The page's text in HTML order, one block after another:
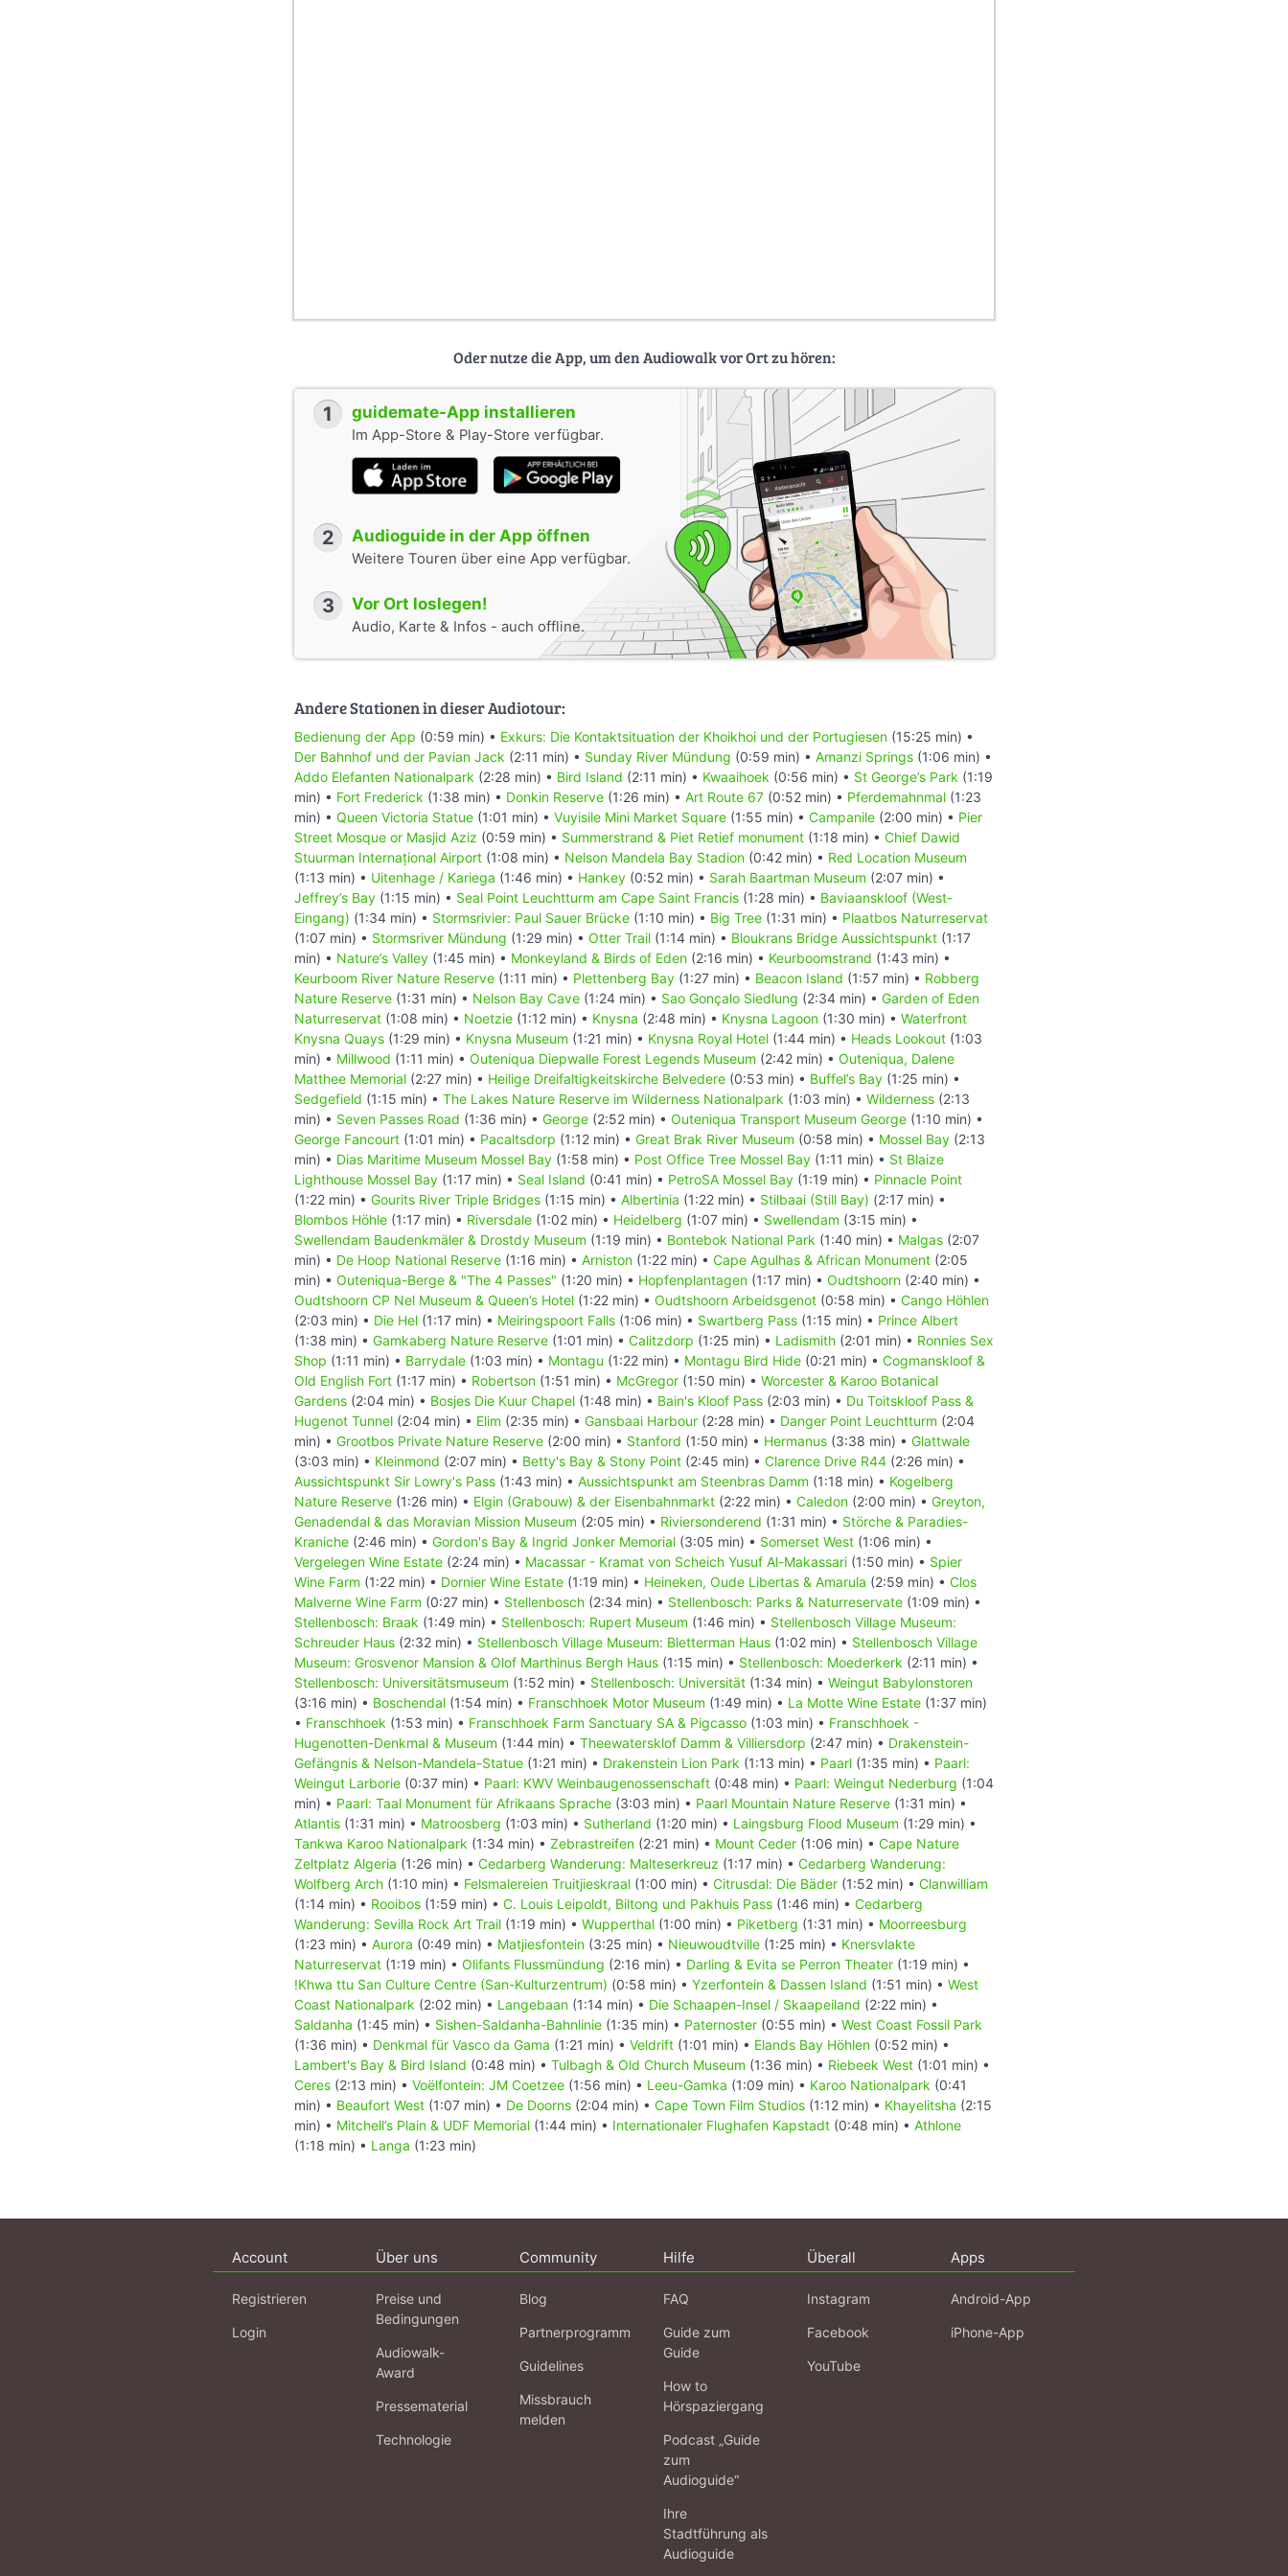
Oder nutze die App, um den Audiowalk vor Ort zu hören:
1 guidemate-App installieren
Im App-Store & Play-Store verfügbar.
2 Audioguide in der App öffnen
Weitere Touren über eine App verfügbar.
3 Vor Ort loslegen!
Audio, Karte & Infos - auch offline.
Andere Stationen in dieser Audiotour:
Bedienung der App (0:59 min) • Exkurs: Die Kontaktsituation der Khoikhoi und der Portugiesen (15:25 min) •
Der Bahnhof und der Pavian Jack (2:11 min) • Sunday River Mündung (0:59 min) • Amanzi Springs (1:06 min) •
Addo Elefanten Nationalpark (2:28 min) • Bird Island (2:11 min) • Kwaaihoek (0:56 min) • St George’s Park (1:19
min) • Fort Frederick (1:38 min) • Donkin Reserve (1:26 min) • Art Route 67 (0:52 min) • Pferdemahnmal (1:23
min) • Queen Victoria Statue (1:01 min) • Vuyisile Mini Market Square (1:55 min) • Campanile (2:00 min) • Pier
Street Mosque or Masjid Aziz (0:59 min) • Summerstrand & Piet Retief monument (1:18 min) • Chief Dawid
Stuurman Internațional Airport (1:08 min) • Nelson Mandela Bay Stadion (0:42 min) • Red Location Museum
(1:13 min) • Uitenhage / Kariega (1:46 min) • Hankey (0:52 min) • Sarah Baartman Museum (2:07 min) •
Jeffrey’s Bay (1:15 min) • Seal Point Leuchtturm am Cape Saint Francis (1:28 min) • Baviaanskloof (West-
Eingang) (1:34 min) • Stormsrivier: Paul Sauer Brücke (1:10 min) • Big Tree (1:31 min) • Plaatbos Naturreservat
(1:07 min) • Stormsriver Mündung (1:29 min) • Otter Trail (1:14 min) • Bloukrans Bridge Aussichtspunkt (1:17
min) • Nature’s Valley (1:45 min) • Monkeyland & Birds of Eden (2:16 min) • Keurboomstrand (1:43 min) •
Keurboom River Nature Reserve (1:11 min) • Plettenberg Bay (1:27 min) • Beacon Island (1:57 min) • Robberg
Nature Reserve (1:31 min) • Nelson Bay Cave (1:24 min) • Sao Gonçalo Siedlung (2:34 min) • Garden of Eden
Naturreservat (1:08 min) • Noetzie (1:12 min) • Knysna (2:48 min) • Knysna Lagoon (1:30 min) • Waterfront
Knysna Quays (1:29 min) • Knysna Museum (1:21 min) • Knysna Royal Hotel (1:44 min) • Heads Lookout (1:03
min) • Millwood (1:11 min) • Outeniqua Diepwalle Forest Legends Museum (2:42 min) • Outeniqua, Dalene
Matthee Memorial (2:27 min) • Heilige Dreifaltigkeitskirche Belvedere (0:53 min) • Buffel’s Bay (1:25 min) •
Sedgefield (1:15 min) • The Lakes Nature Reserve im Wilderness Nationalpark (1:03 min) • Wilderness (2:13
min) • Seven Passes Road (1:36 min) • George (2:52 min) • Outeniqua Transport Museum George (1:10 min) •
George Fancourt (1:01 min) • Pacaltsdorp (1:12 min) • Great Brak River Museum (0:58 min) • Mossel Bay (2:13
min) • Dias Maritime Museum Mossel Bay (1:58 min) • Post Office Tree Mossel Bay (1:11 min) • St Blaize
Lighthouse Mossel Bay (1:17 min) • Seal Island (0:41 min) • PetroSA Mossel Bay (1:19 min) • Pinnacle Point
(1:22 min) • Gourits River Triple Bridges (1:15 min) • Albertinia (1:22 min) • Stilbaai (Still Bay) (2:17 min) •
Blombos Höhle (1:17 min) • Riversdale (1:02 min) • Heidelberg (1:07 min) • Swellendam (3:15 min) •
Swellendam Baudenkmäler & Drostdy Museum (1:19 min) • Bontebok National Park (1:40 min) • Malgas (2:07
min) • De Hoop National Reserve (1:16 min) • Arniston (1:22 min) • Cape Agulhas & African Monument (2:05
min) • Outeniqua-Berge & "The 4 Passes" (1:20 min) • Hopfenplantagen (1:17 min) • Oudtshoorn (2:40 min) •
Oudtshoorn CP Nel Museum & Queen’s Hotel (1:22 min) • Oudtshoorn Arbeidsgenot (0:58 min) • Cango Höhlen
(2:03 min) • Die Hel (1:17 min) • Meiringspoort Falls (1:06 min) • Swartberg Pass (1:15 min) • Prince Albert
(1:38 min) • Gamkaberg Nature Reserve (1:01 min) • Calitzdorp (1:25 min) • Ladismith (2:01 min) • Ronnies Sex
Shop (1:11 min) • Barrydale (1:03 min) • Montagu (1:22 min) • Montagu Bird Hide (0:21 min) • Cogmanskloof &
Old English Fort (1:17 min) • Robertson (1:51 min) • McGregor (1:50 min) • Worcester & Karoo Botanical
Gardens (2:04 min) • Bosjes Die Kuur Chapel (1:48 min) • Bain's Kloof Pass (2:03 min) • Du Toitskloof Pass &
Hugenot Tunnel (2:04 min) • Elim (2:35 min) • Gansbaai Harbour (2:28 min) • Danger Point Leuchtturm (2:04
min) • Grootbos Private Nature Reserve (2:00 min) • Stanford (1:50 min) • Hermanus (3:38 min) • Glattwale
(3:03 min) • Kleinmond (2:07 min) • Betty's Bay & Stony Point (2:45 min) • Clarence Drive R44 (2:26 min) •
Aussichtspunkt Sir Lowry's Pass (1:43 min) • Aussichtspunkt am Steenbras Damm (1:18 min) • Kogelberg
Nature Reserve (1:26 min) • Elgin (Grabouw) & der Eisenbahnmarkt (2:22 min) • Caledon (2:00 min) • Greyton,
Genadendal & das Moravian Mission Museum (2:05 min) • Riviersonderend (1:31 min) • Störche & Paradies-
Kraniche (2:46 min) • Gordon's Bay & Ingrid Jonker Memorial (3:05 min) • Somerset West (1:06 min) •
Vergelegen Wine Estate (2:24 min) • Macassar - Kramat von Scheich Yusuf Al-Makassari (1:50 min) • Spier
Wine Farm (1:22 min) • Dornier Wine Estate (1:19 min) • Heineken, Oude Libertas & Amarula (2:59 min) • Clos
Malverne Wine Farm (0:27 min) • Stellenbosch (2:34 min) • Stellenbosch: Parks & Naturreservate (1:09 min) •
Stellenbosch: Braak (1:49 min) • Stellenbosch: Rupert Museum (1:46 min) • Stellenbosch Village Museum:
Schreuder Haus (2:32 min) • Stellenbosch Village Museum: Bletterman Haus (1:02 min) • Stellenbosch Village
Museum: Grosvenor Mansion & Olof Marthinus Bergh Haus (1:15 min) • Stellenbosch: Moederkerk (2:11 min) •
Stellenbosch: Universitätsmuseum (1:52 min) • Stellenbosch: Universität (1:34 min) • Weingut Babylonstoren
(3:16 min) • Boschendal (1:54 min) • Franschhoek Motor Museum (1:49 min) • La Motte Wine Estate (1:37 min)
• Franschhoek (1:53 min) • Franschhoek Farm Sanctuary SA & Pigcasso (1:03 min) • Franschhoek -
Hugenotten-Denkmal & Museum (1:44 min) • Theewatersklof Damm & Villiersdorp (2:47 min) • Drakenstein-
Gefängnis & Nelson-Mandela-Statue (1:21 min) • Drakenstein Lion Park (1:13 min) • Paarl (1:35 min) • Paarl:
Weingut Larborie (0:37 min) • Paarl: KWV Weinbaugenossenschaft (0:48 min) • Paarl: Weingut Nederburg (1:04
min) • Paarl: Taal Monument für Afrikaans Sprache (3:03 min) • Paarl Mountain Nature Reserve (1:31 min) •
Atlantis (1:31 min) • Matroosberg (1:03 min) • Sutherland (1:20 min) • Laingsburg Flood Museum (1:29 min) •
Tankwa Karoo Nationalpark (1:34 min) • Zebrastreifen (2:21 min) • Mount Ceder (1:06 min) • Cape Nature
Zeltplatz Algeria (1:26 min) • Cedarberg Wanderung: Malteserkreuz (1:17 min) • Cedarberg Wanderung:
Wolfberg Arch (1:10 min) • Felsmalereien Truitjieskraal (1:00 min) • Citrusdal: Die Bäder (1:52 min) • Clanwilliam
(1:14 min) • Rooibos (1:59 min) • C. Louis Leipoldt, Biltong und Pakhuis Pass (1:46 min) • Cedarberg
Wanderung: Sevilla Rock Art Trail (1:19 min) • Wupperthal (1:00 min) • Piketberg (1:31 min) • Moorreesburg
(1:23 min) • Aurora (0:49 min) • Matjiesfontein (3:25 min) • Nieuwoudtville (1:25 min) • Knersvlakte
Naturreservat (1:19 min) • Olifants Flussmündung (2:16 min) • Darling & Evita se Perron Theater (1:19 min) •
!Khwa ttu San Culture Centre (San-Kulturzentrum) (0:58 min) • Yzerfontein & Dassen Island (1:51 min) • West
Coast Nationalpark (2:02 min) • Langebaan (1:14 min) • Die Schaapen-Insel / Skaapeiland (2:22 min) •
Saldanha (1:45 min) • Sishen-Saldanha-Bahnlinie (1:35 min) • Paternoster (0:55 min) • West Coast Fossil Park
(1:36 min) • Denkmal für Vasco da Gama (1:21 min) • Veldrift (1:01 min) • Elands Bay Höhlen (0:52 min) •
Lambert's Bay & Bird Island (0:48 min) • Tulbagh & Old Church Museum (1:36 min) • Riebeek West (1:01 min) •
Ceres (2:13 min) • Voëlfontein: JM Coetzee (1:56 min) • Leeu-Gamka (1:09 min) • Karoo Nationalpark (0:41
min) • Beaufort West (1:07 min) • De Doorns (2:04 min) • Cape Town Film Studios (1:12 min) • Khayelitsha (2:15
min) • Mitchell’s Plain & UDF Memorial (1:44 min) • Internationaler Flughafen Kapstadt (0:48 min) • Athlone
(1:18 min) • Langa (1:23 min)
Account
Registrieren
Login
Über uns
Preise und
Bedingungen
Audiowalk-
Award
Pressematerial
Technologie
Community
Blog
Partnerprogramm
Guidelines
Missbrauch
melden
Hilfe
FAQ
Guide zum
Guide
How to
Hörspaziergang
Podcast „Guide
zum
Audioguide“
Ihre
Stadtführung als
Audioguide
Überall
Instagram
Facebook
YouTube
Apps
Android-App
iPhone-App